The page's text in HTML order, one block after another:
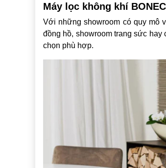
Máy lọc không khí
Với những showroom có quy mô
đồng hồ, showroom trang sức
chọn phù hợp.